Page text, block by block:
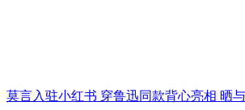
莫言入驻小红书 穿鲁迅同款背心亮相 晒